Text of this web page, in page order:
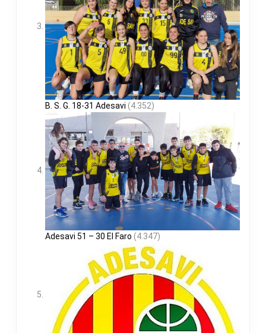
B. S. G. 18-31 Adesavi (4.352)
Adesavi 51 – 30 El Faro (4.347)